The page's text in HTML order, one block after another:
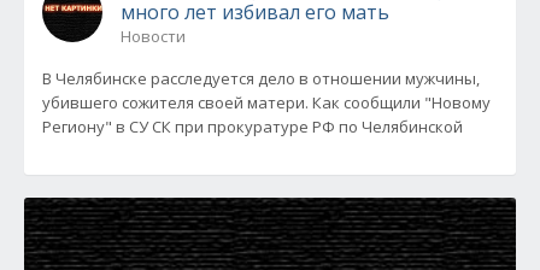
много лет избивал его мать
Новости
В Челябинске расследуется дело в отношении мужчины,
убившего сожителя своей матери. Как сообщили "Новому
Региону" в СУ СК при прокуратуре РФ по Челябинской